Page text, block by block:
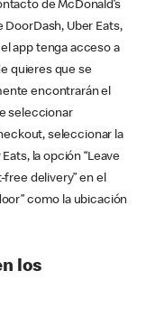
de McDonald’s
Uber Eats,
app tenga acceso a
quieres que se
encontrarán el
seleccionar
seleccionar la
la opción “Leave
delivery” en el
como la ubicación
los